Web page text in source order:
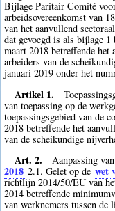
Bijlage Paritair Comité
arbeidsovereenkomst van
van het aanvullend
dat gevoegd is als bijlage 1
maart 2018 betreffende het
arbeiders van de
januari 2019 onder het
Artikel 1.
van toepassing op de
toepassingsgebied van de
2018 betreffende het
van de scheikundige
Art. 2. Aanpassing
2018 2.1. Gelet op de wet
richtlijn 2014/50/EU van
2014 betreffende
van werknemers tussen de